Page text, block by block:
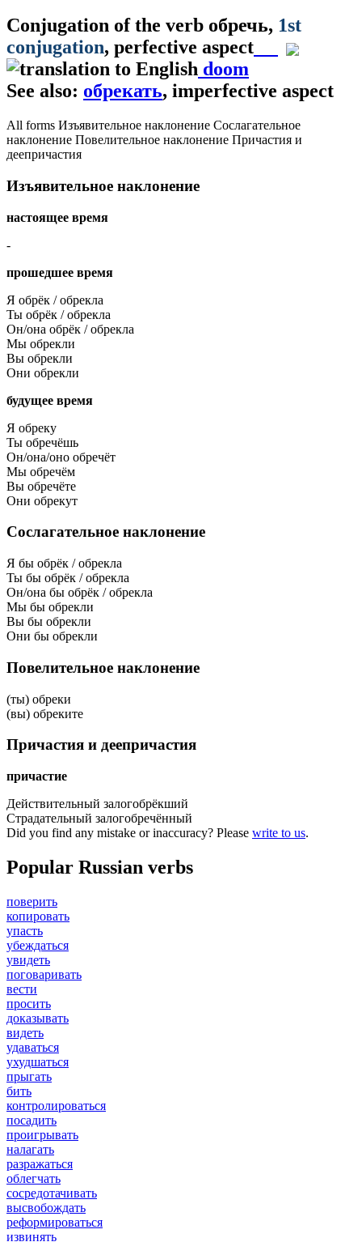
Conjugation of the verb обречь, 1st
conjugation, perfective aspect
doom
See also: обрекать, imperfective aspect
All forms Изъявительное наклонение Сослагательное
наклонение Повелительное наклонение Причастия и
деепричастия
Изъявительное наклонение
настоящее время
-
прошедшее время
Я обрёк / обрекла
Ты обрёк / обрекла
Он/она обрёк / обрекла
Мы обрекли
Вы обрекли
Они обрекли
будущее время
Я обреку
Ты обречёшь
Он/она/оно обречёт
Мы обречём
Вы обречёте
Они обрекут
Сослагательное наклонение
Я бы обрёк / обрекла
Ты бы обрёк / обрекла
Он/она бы обрёк / обрекла
Мы бы обрекли
Вы бы обрекли
Они бы обрекли
Повелительное наклонение
(ты) обреки
(вы) обреките
Причастия и деепричастия
причастие
Действительный залогобрёкший
Страдательный залогобречённый
Did you find any mistake or inaccuracy? Please write to us.
Popular Russian verbs
поверить
копировать
упасть
убеждаться
увидеть
поговаривать
вести
просить
доказывать
видеть
удаваться
ухудшаться
прыгать
бить
контролироваться
посадить
проигрывать
налагать
разражаться
облегчать
сосредотачивать
высвобождать
реформироваться
извинять